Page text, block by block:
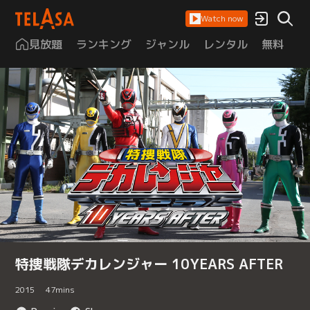
Watch now
見放題 ランキング ジャンル レンタル 無料
特捜戦隊デカレンジャー 10YEARS AFTER
2015 47mins